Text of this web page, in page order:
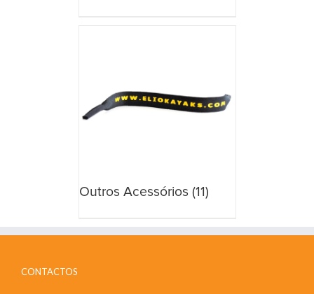
Outros Acessórios (11)
CONTACTOS